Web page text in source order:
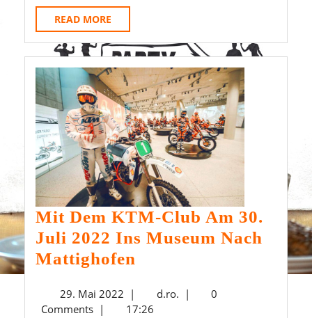
READ MORE
MORE
Mit Dem KTM-Club Am 30.
Juli 2022 Ins Museum Nach
Mattighofen
KTM-
29. Mai 202229.
Mai
| d.ro.d.ro.
|
0
Comments | 17:26